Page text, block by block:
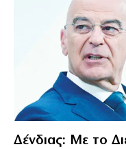
Δένδιας: Με το